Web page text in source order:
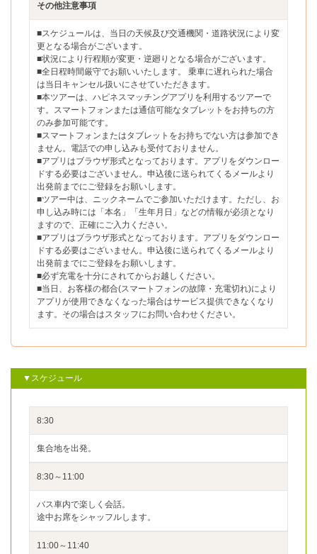
その他注意事項
■スケジュールは、当日の天候及び交通機関・道路状況により変
更となる場合がございます。
■状況により行程順が変更・逆廻りとなる場合がございます。
■全日程時間厳守でお願いいたします。 乗車に遅れられた場合
は当日キャンセル扱いにさせていただきます。
■本ツアーは、ハピネスマッチングアプリを利用するツアーで
す。スマートフォンまたは通信可能なタブレットをお持ちの方
のみ参加可能です。
■スマートフォンまたはタブレットをお持ちでない方は参加でき
ません。電話での申し込みも受付ておりません。
■アプリはブラウザ形式となっております。アプリをダウンロー
ドする必要はございません。申込後に送られてくるメールより
出発前までにご登録をお願いします。
■ツアー中は、ニックネームでご参加いただけます。ただし、お
申し込み時には「本名」「生年月日」などの情報が必須となり
ますので、正確にご入力ください。
■アプリはブラウザ形式となっております。アプリをダウンロー
ドする必要はございません。申込後に送られてくるメールより
出発前までにご登録をお願いします。
■必ず充電を十分にされてからお越しください。
■当日、お客様の都合(スマートフォンの故障・充電切れ)により
アプリが使用できなくなった場合はサービス提供できなくなり
ます。その場合はスタッフにお問い合わせください。
▼スケジュール
8:30
集合地を出発。
8:30～11:00
バス車内で楽しく会話。
途中お席をシャッフルします。
11:00～11:40